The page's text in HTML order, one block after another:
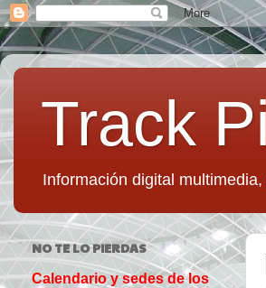
Track
Información digital
NO TE LO PIERDAS
Calendario y sedes de los